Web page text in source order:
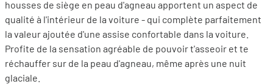
housses de siège en peau d'agneau apportent un aspect de
qualité à l'intérieur de la voiture - qui complète parfaitement
la valeur ajoutée d'une assise confortable dans la voiture.
Profite de la sensation agréable de pouvoir t'asseoir et te
réchauffer sur de la peau d'agneau, même après une nuit
glaciale.